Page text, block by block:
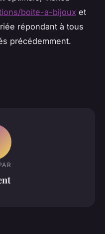
boite-a-bijoux et
répondant à tous
précédemment.